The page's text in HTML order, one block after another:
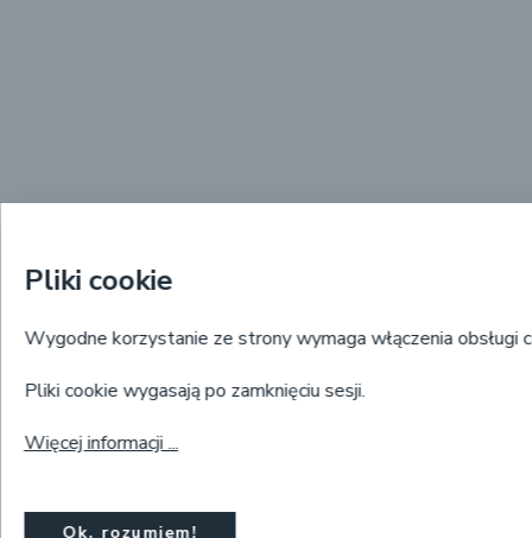
Pliki cookie
Wygodne korzystanie ze strony wymaga włączenia obsługi
Pliki cookie wygasają po zamknięciu sesji.
Więcej informacji ...
Ok, rozumiem!